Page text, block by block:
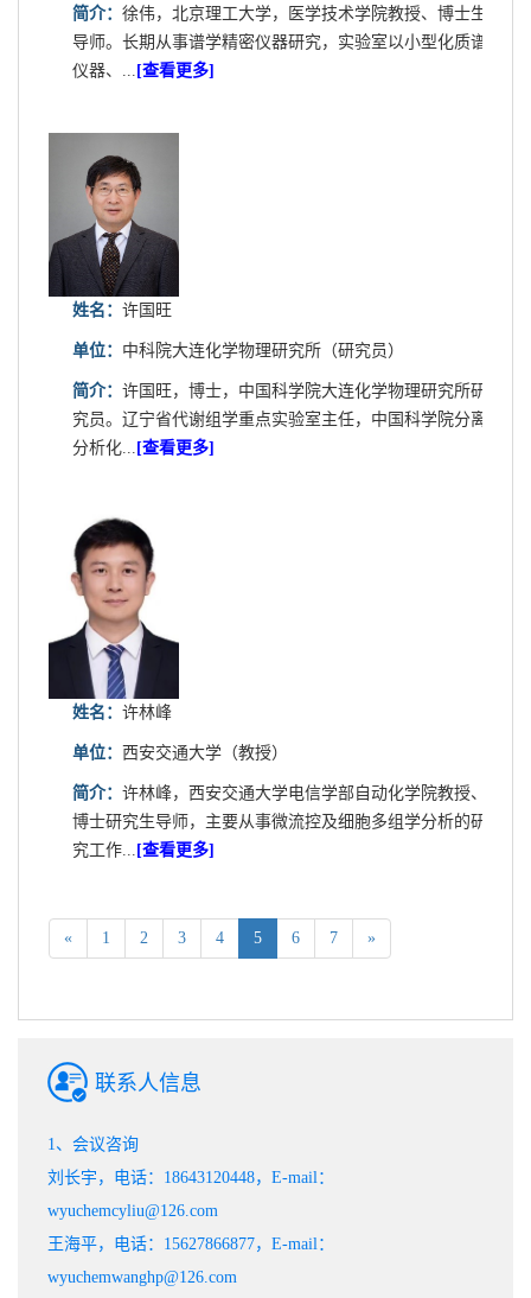
简介： 徐伟，北京理工大学，医学技术学院教授、博士生
导师。长期从事谱学精密仪器研究，实验室以小型化质谱
仪器、...
[查看更多]
姓名： 许国旺
单位： 中科院大连化学物理研究所（研究员）
简介： 许国旺，博士，中国科学院大连化学物理研究所研
究员。辽宁省代谢组学重点实验室主任，中国科学院分离
分析化...
[查看更多]
姓名： 许林峰
单位： 西安交通大学（教授）
简介： 许林峰，西安交通大学电信学部自动化学院教授、
博士研究生导师，主要从事微流控及细胞多组学分析的研
究工作... [查看更多]
« 1 2 3 4 5 6 7 »
联系人信息
1、会议咨询
刘长宇，电话：18643120448，E-mail：
wyuchemcyliu@126.com
王海平，电话：15627866877，E-mail：
wyuchemwanghp@126.com